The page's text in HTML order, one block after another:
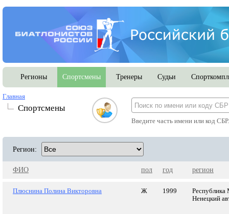
Регионы Спортсмены Тренеры Судьи
Главная
Спортсмены
Введите часть имени или код
Регион:
ФИО пол год регион
Плюснина Полина Викторовна Ж 1999
Ненецкий